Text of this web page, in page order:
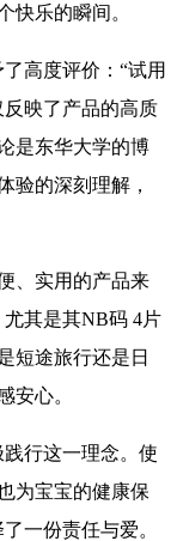
快乐的瞬间。
高度评价：“试用
映了产品的高质
是东华大学的博
验的深刻理解，
、实用的产品来
其是其NB码 4片
短途旅行还是日
安心。
行这一理念。使
为宝宝的健康保
一份责任与爱。